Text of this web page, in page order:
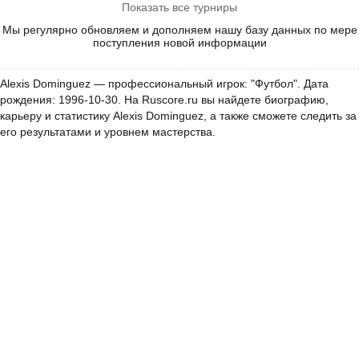
Показать все турниры
Мы регулярно обновляем и дополняем нашу базу данных по мере
поступления новой информации
Alexis Dominguez — профессиональный игрок: "Футбол". Дата
рождения: 1996-10-30. На Ruscore.ru вы найдете биографию,
карьеру и статистику Alexis Dominguez, а также сможете следить за
его результатами и уровнем мастерства.